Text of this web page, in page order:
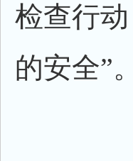
检查行
的安全”。